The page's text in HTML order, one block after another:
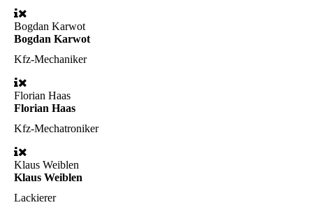
Bogdan Karwot
Bogdan Karwot
Kfz-Mechaniker
Florian Haas
Florian Haas
Kfz-Mechatroniker
Klaus Weiblen
Klaus Weiblen
Lackierer